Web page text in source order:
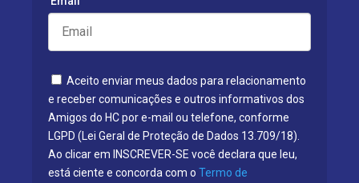
Aceito enviar meus dados para relacionamento
e receber comunicações e outros informativos dos
Amigos do HC por e-mail ou telefone, conforme
LGPD (Lei Geral de Proteção de Dados 13.709/18).
Ao clicar em INSCREVER-SE você declara que leu,
está ciente e concorda com o Termo de